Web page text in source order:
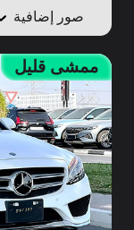
صور إضافية
ممشى قليل